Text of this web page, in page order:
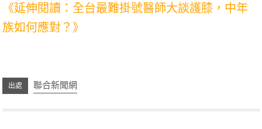
《延伸閱讀：全台最難掛號醫師大談護膝，中年
族如何應對？》
聯合新聞網